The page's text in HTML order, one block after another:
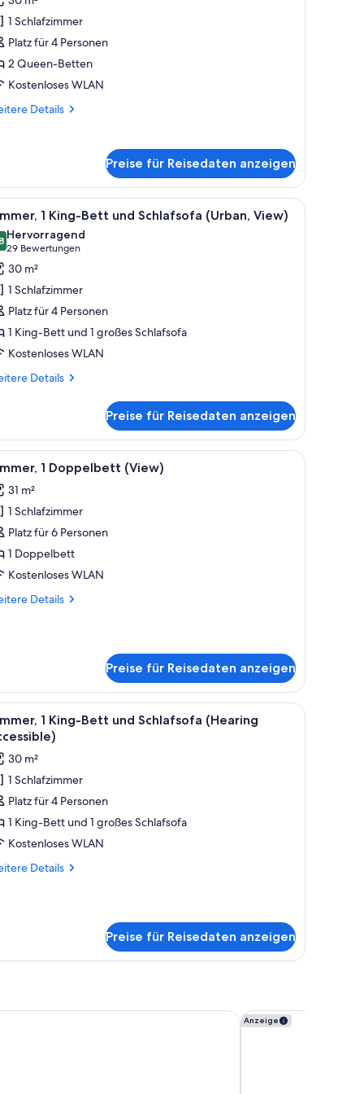
Queen-
1 Schlafzimmer
Platz für 4 Personen
2 Queen-Betten
Kostenloses WLAN
Details
Preise für Reisedaten anzeigen
und Fernseher. Ein Hotelzimmer mit Bett, Schreibtisch,
4 1 King-Bett und Schlafsofa (Urban, View)
von 10
Hervorragend
29 Bewertungen
(29
Bewertungen)
30 m²
1 Schlafzimmer
Platz für 4 Personen
1 King-Bett und 1 großes Schlafsofa
Kostenloses WLAN
Details
Preise für Reisedaten anzeigen
| Wohnbereich | LED-FernseherZimmer, 1 Doppelbett (View) | Hochwertige
8 1 Doppelbett (View)
31 m²
1 Schlafzimmer
Platz für 6 Personen
1 Doppelbett
Kostenloses WLAN
Details
Preise für Reisedaten anzeigen
und Fernseher. Ein Hotelzimmer mit Bett, Schreibtisch,
4
1 King-Bett und Schlafsofa (Hearing
30 m²
1 Schlafzimmer
Platz für 4 Personen
1 King-Bett und 1 großes Schlafsofa
Kostenloses WLAN
Details
Preise für Reisedaten anzeigen
Marriott San Mateo Foster City Anzeige
Crowne Plaza Hotel